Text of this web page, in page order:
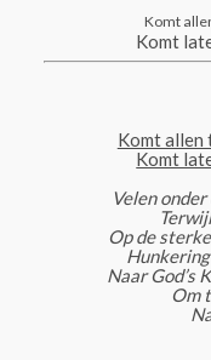
Komt
Komt
Komt allen
Komt
Velen
Op de
Naar God’s
Om